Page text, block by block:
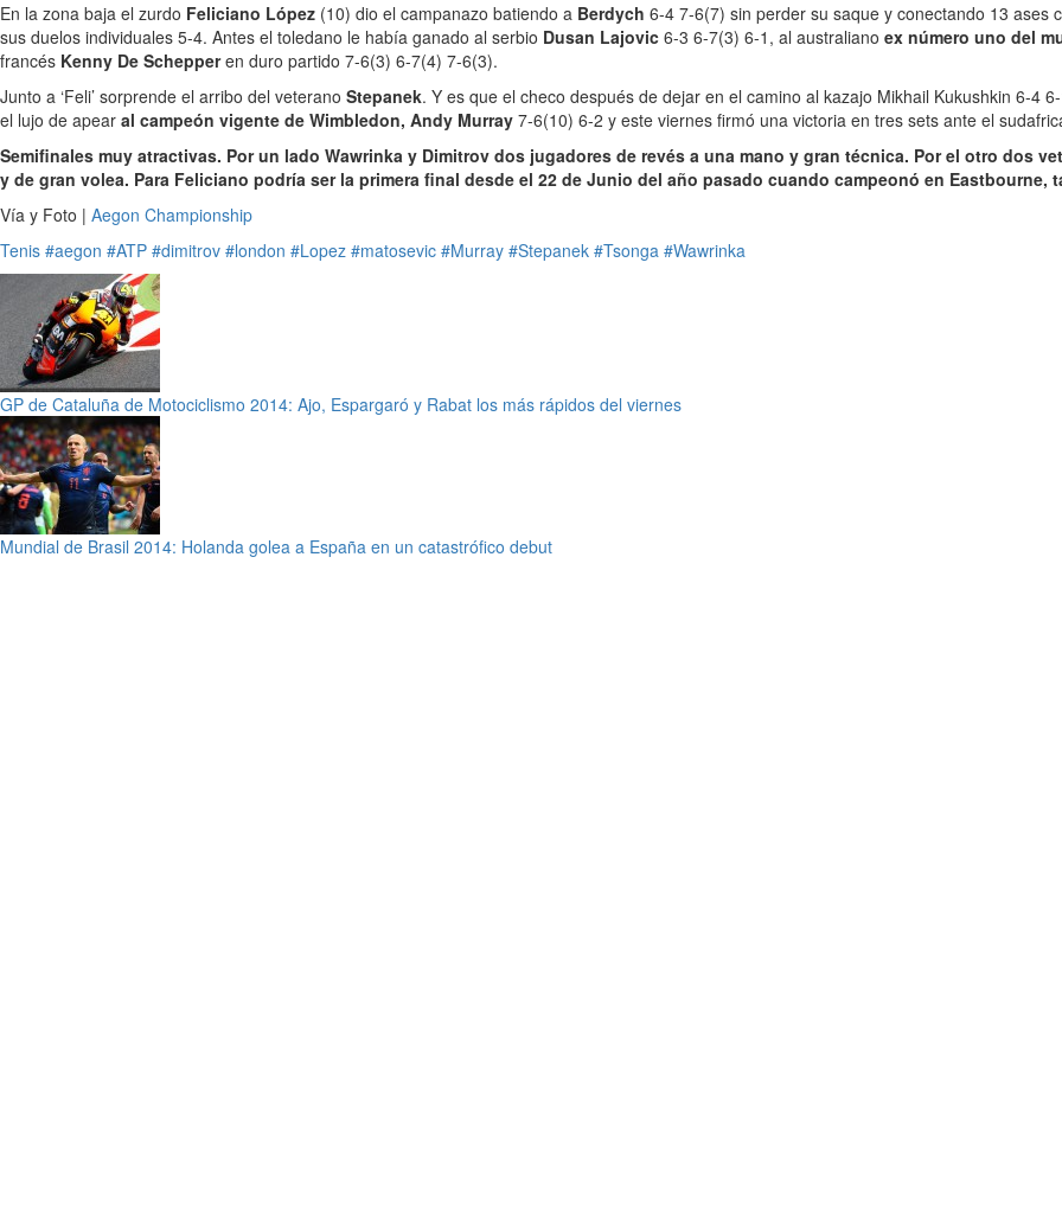
En la zona baja el zurdo Feliciano López (10) dio el campanazo batiendo a Berdych 6-4 7-6(7) sin perder su saque y conectando 13 ases
sus duelos individuales 5-4. Antes el toledano le había ganado al serbio Dusan Lajovic 6-3 6-7(3) 6-1, al australiano ex número uno del
francés Kenny De Schepperen duro partido 7-6(3) 6-7(4) 7-6(3).
Junto a ‘Feli’ sorprende el arribo del veterano Stepanek. Y es que el checo después de dejar en el camino al kazajo Mikhail Kukushkin 6-4
el lujo de apear al campeón vigente de Wimbledon, Andy Murray 7-6(10) 6-2 y este viernes firmó una victoria en tres sets ante el
Semifinales muy atractivas. Por un lado Wawrinka y Dimitrov dos jugadores de revés a una mano y gran técnica. Por el otro dos
y de gran volea. Para Feliciano podría ser la primera final desde el 22 de Junio del año pasado cuando campeonó en Eastbourne,
Vía y Foto | Aegon Championship
Tenis #aegon #ATP #dimitrov #london #Lopez #matosevic #Murray #Stepanek #Tsonga #Wawrinka
GP de Cataluña de Motociclismo 2014: Ajo, Espargaró y Rabat los más rápidos del viernes
Mundial de Brasil 2014: Holanda golea a España en un catastrófico debut